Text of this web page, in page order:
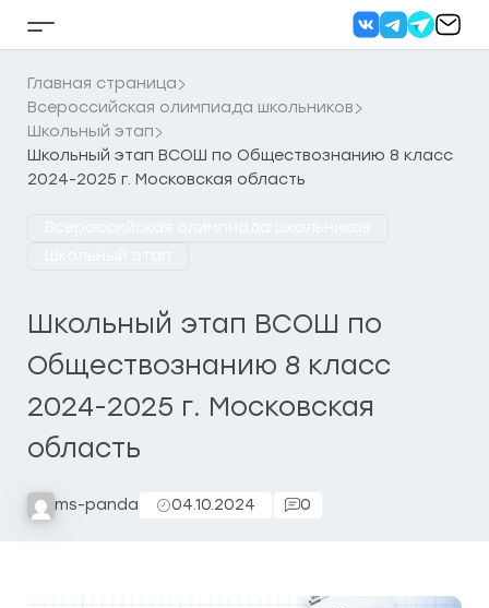
Кнопка
бокового
меню
Главная страница
Всероссийская олимпиада школьников
Школьный этап
Школьный этап ВСОШ по Обществознанию 8 класс
2024-2025 г. Московская область
Школьный этап ВСОШ по
Обществознанию 8 класс
2024-2025 г. Московская
область
ms-panda 04.10.2024 0